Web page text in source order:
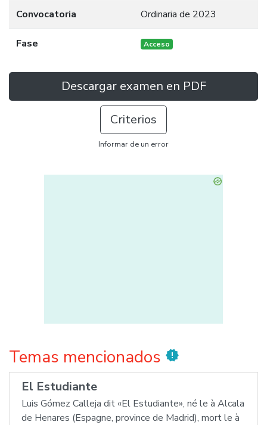
Convocatoria Ordinaria de 2023
Fase Acceso
Descargar examen en PDF
Criterios
Informar de un error
Temas mencionados new_releases
El Estudiante
Luis Gómez Calleja dit «El Estudiante», né le à Alcala
de Henares (Espagne, province de Madrid), mort le à